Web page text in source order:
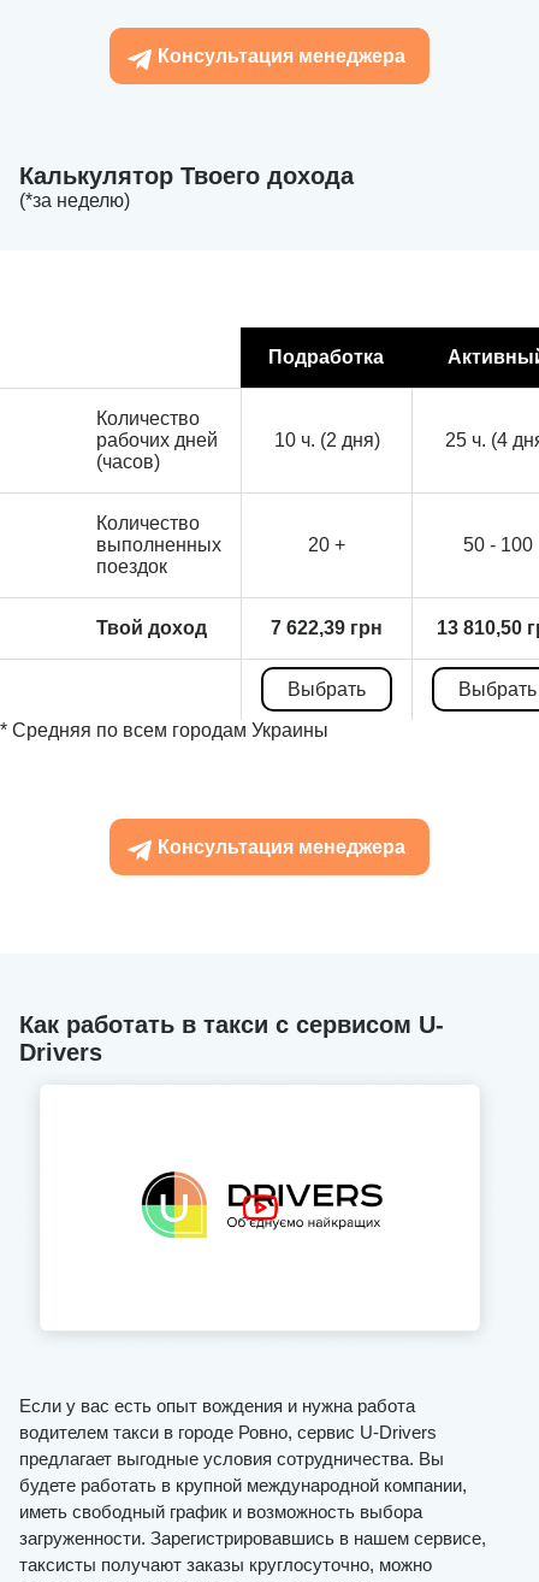
Консультация менеджера
Калькулятор Твоего дохода
(*за неделю)
Подработка
Количество
рабочих дней
(часов)
10 ч. (2 дня) 25 ч. (4
Количество
выполненных
поездок
20 + 50 - 100
Твой доход 7 622,39 грн 13 810,50
Выбрать
Выбрать
* Средняя по всем городам Украины
Консультация менеджера
Как работать в такси с сервисом U-
Drivers
Если у вас есть опыт вождения и нужна работа
водителем такси в городе Ровно, сервис U-Drivers
предлагает выгодные условия сотрудничества. Вы
будете работать в крупной международной компании,
иметь свободный график и возможность выбора
загруженности. Зарегистрировавшись в нашем сервисе,
таксисты получают заказы круглосуточно, можно